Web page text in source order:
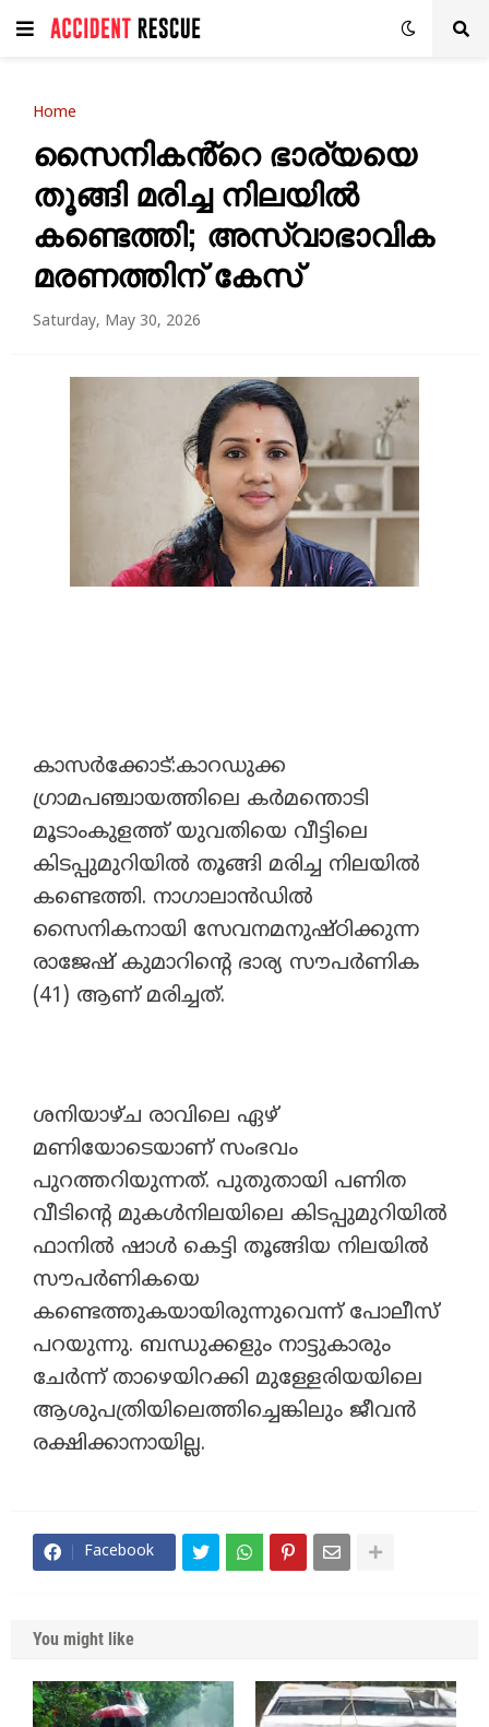
Home
സൈനികൻ്റെ ഭാര്യയെ
തൂങ്ങി മരിച്ച നിലയിൽ
കണ്ടെത്തി; അസ്വാഭാവിക
മരണത്തിന് കേസ്
Saturday, May 30, 2026
കാസർക്കോട്:കാറഡുക്ക
ഗ്രാമപഞ്ചായത്തിലെ കർമന്തൊടി
മൂടാംകുളത്ത് യുവതിയെ വീട്ടിലെ
കിടപ്പുമുറിയിൽ തൂങ്ങി മരിച്ച നിലയിൽ
കണ്ടെത്തി. നാഗാലാൻഡിൽ
സൈനികനായി സേവനമനുഷ്ഠിക്കുന്ന
രാജേഷ് കുമാറിൻ്റെ ഭാര്യ സൗപർണിക
(41) ആണ് മരിച്ചത്.
ശനിയാഴ്ച രാവിലെ ഏഴ്
മണിയോടെയാണ് സംഭവം
പുറത്തറിയുന്നത്. പുതുതായി പണിത
വീടിൻ്റെ മുകൾനിലയിലെ കിടപ്പുമുറിയിൽ
ഫാനിൽ ഷാൾ കെട്ടി തൂങ്ങിയ നിലയിൽ
സൗപർണികയെ
കണ്ടെത്തുകയായിരുന്നുവെന്ന് പോലീസ്
പറയുന്നു. ബന്ധുക്കളും നാട്ടുകാരും
ചേർന്ന് താഴെയിറക്കി മുള്ളേരിയയിലെ
ആശുപത്രിയിലെത്തിച്ചെങ്കിലും ജീവൻ
രക്ഷിക്കാനായില്ല.
Facebook
You might like